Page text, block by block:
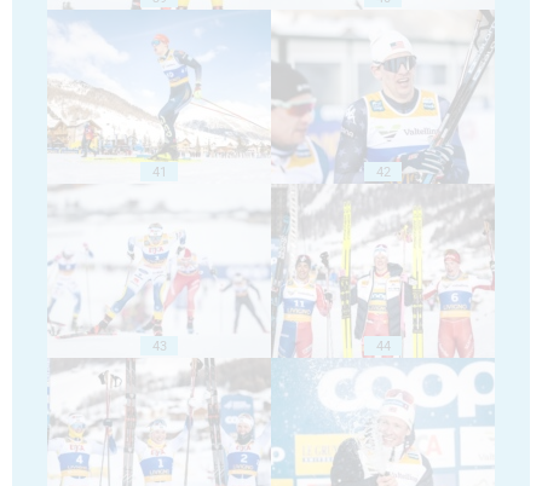
41 42
43 44